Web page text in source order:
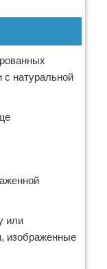
с натуральной
или
изображенные